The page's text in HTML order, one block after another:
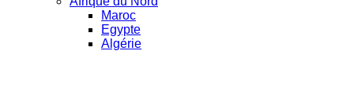
Maroc
Egypte
Algérie